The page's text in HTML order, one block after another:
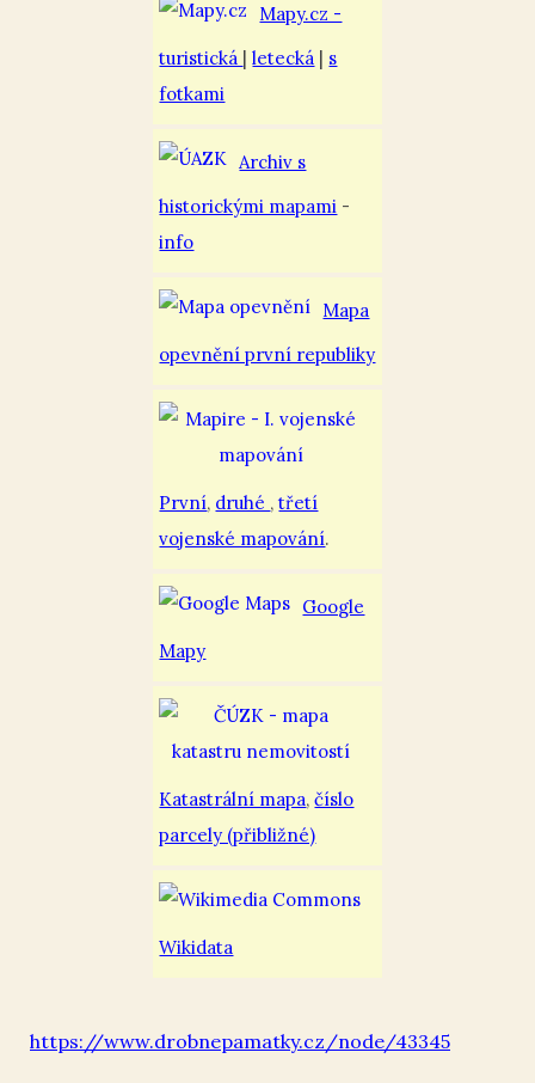
Mapy.cz -
turistická |letecká | s
fotkami
Archiv s
historickými mapami -
info
Mapa
opevnění první republiky
První, druhé ,třetí
vojenské mapování.
Google
Mapy
Katastrální mapa,číslo
parcely (přibližné)
Wikidata
https://www.drobnepamatky.cz/node/43345